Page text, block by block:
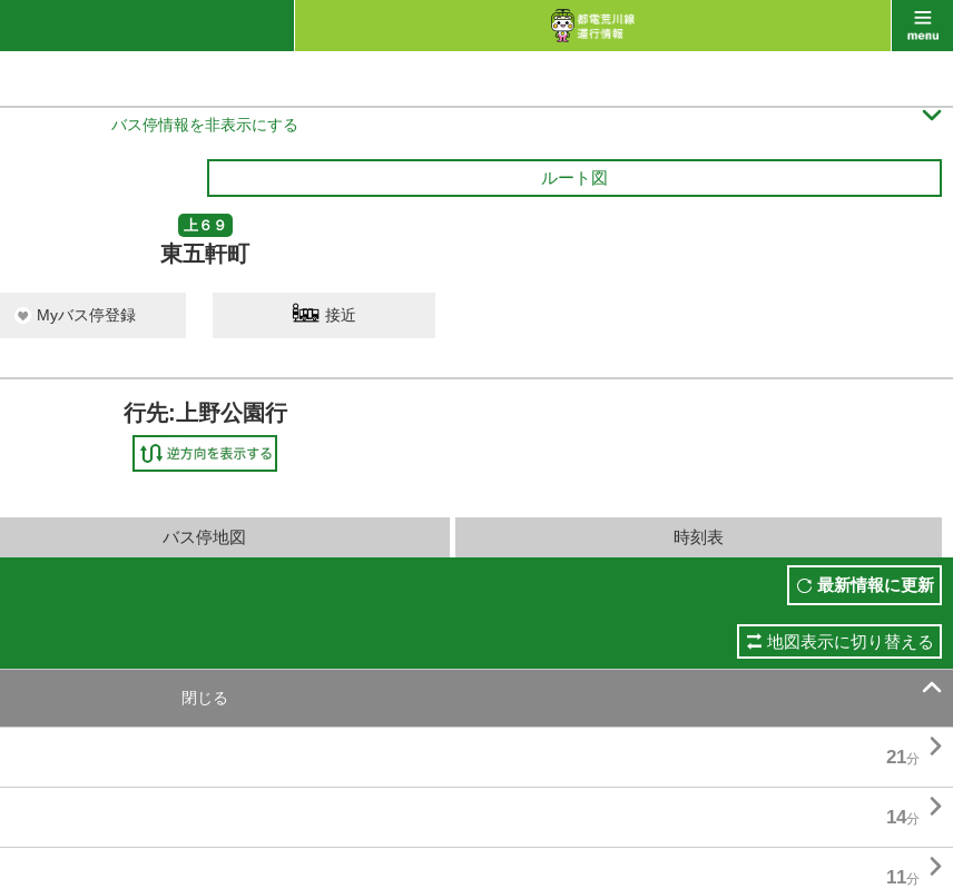
バス停情報を非表示にする 
ルート図
上６９
東五軒町
Myバス停登録 接近
行先:上野公園行
バス停地図 時刻表
最新情報に更新
地図表示に切り替える
閉じる 
21分 
14分 
11分 